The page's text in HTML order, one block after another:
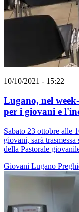
10/10/2021 - 15:22
Lugano, nel
per i giovani e
Sabato 23 ottobre alle
giovani, sarà
della Pastorale
Giovani Lugano